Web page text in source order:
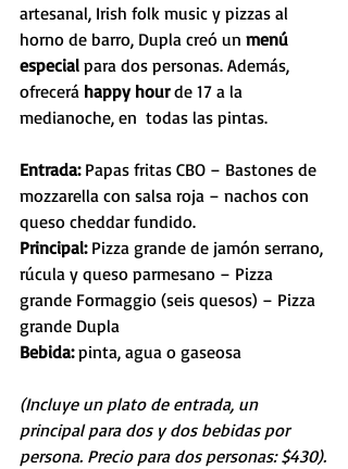
artesanal, Irish folk music y pizzas al
horno de barro, Dupla creó un menú
especial para dos personas. Además,
ofrecerá happy hour de 17 a la
medianoche, en  todas las pintas.
Entrada: Papas fritas CBO – Bastones de
mozzarella con salsa roja – nachos con
queso cheddar fundido.
Principal: Pizza grande de jamón serrano,
rúcula y queso parmesano – Pizza
grande Formaggio (seis quesos) – Pizza
grande Dupla
Bebida: pinta, agua o gaseosa
(Incluye un plato de entrada, un
principal para dos y dos bebidas por
persona. Precio para dos personas: $430).